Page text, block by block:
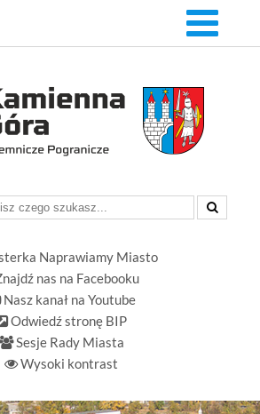
Naprawiamy Miasto
nas na Facebooku
Nasz kanał na Youtube
Odwiedź stronę BIP
Sesje Rady Miasta
Wysoki kontrast